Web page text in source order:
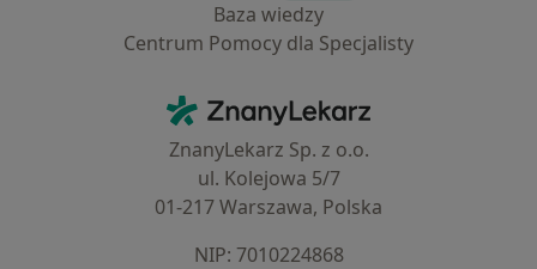
Baza wiedzy
Centrum Pomocy dla Specjalisty
ZnanyLekarz - Strona główna
ZnanyLekarz Sp. z o.o.
ul. Kolejowa 5/7
01-217 Warszawa, Polska
NIP: ⁠7010224868